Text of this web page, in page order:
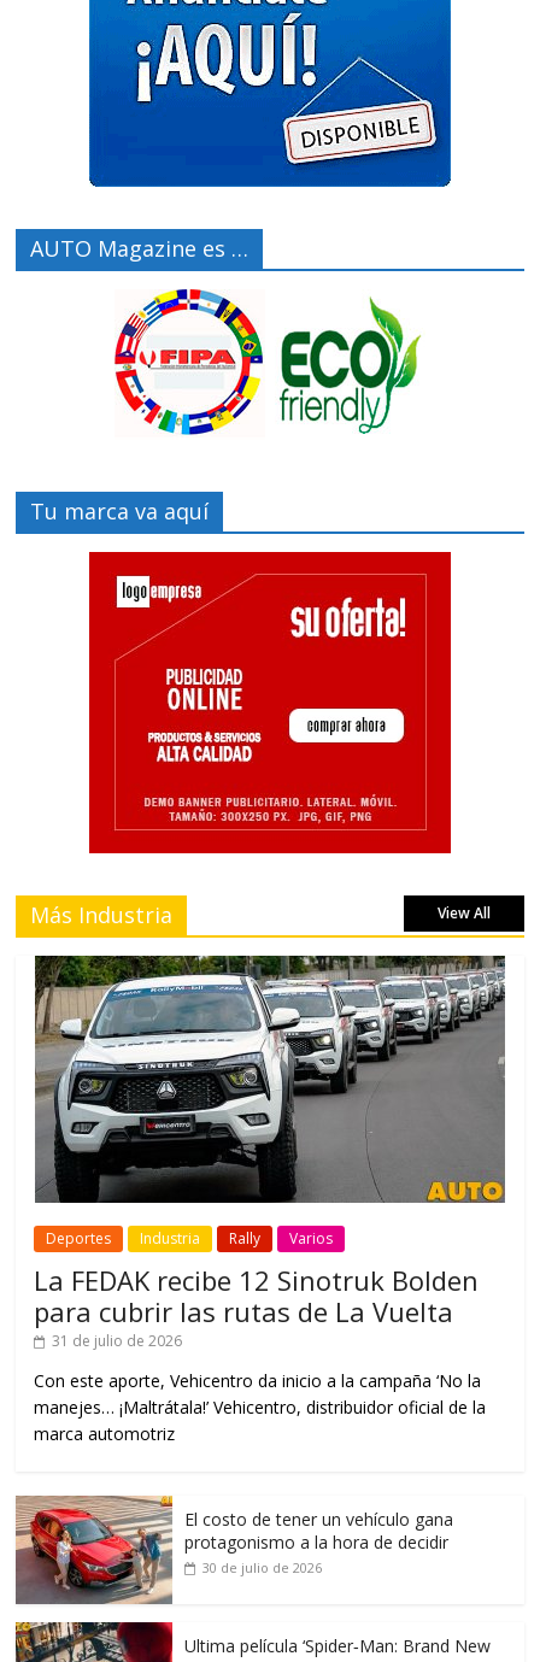
AUTO Magazine es …
Tu marca va aquí
Más Industria View All
Deportes Industria Rally Varios
La FEDAK recibe 12 Sinotruk Bolden
para cubrir las rutas de La Vuelta
31 de julio de 2026
Con este aporte, Vehicentro da inicio a la campaña ‘No la
manejes… ¡Maltrátala!’ Vehicentro, distribuidor oficial de la
marca automotriz
El costo de tener un vehículo gana
protagonismo a la hora de decidir
30 de julio de 2026
Ultima película ‘Spider‑Man: Brand New